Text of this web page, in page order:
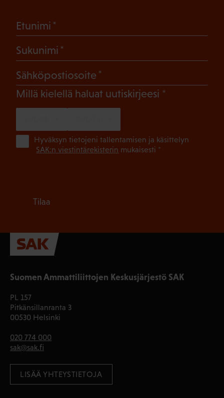
Suomen Ammattiliittojen Keskusjärjestö SAK
PL 157
Pitkänsillanranta 3
00530 Helsinki
020 774 000
sak@sak.fi
LISÄÄ YHTEYSTIETOJA
Etunimi
Sukunimi
Sähköpostiosoite
Millä kielellä haluat uutiskirjeesi (Pakollinen)
Hyväksyn tietojeni tallentamisen ja käsittelyn
SAK:n viestintärekisterin mukaisesti *
Tilaa